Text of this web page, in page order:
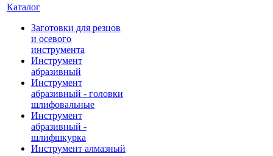
Каталог
Заготовки для резцов
и осевого
инструмента
Инструмент
абразивный
Инструмент
абразивный - головки
шлифовальные
Инструмент
абразивный -
шлифшкурка
Инструмент алмазный